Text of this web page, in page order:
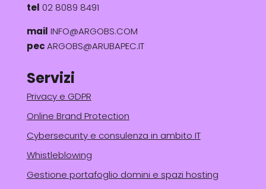
tel 02 8089 8491
mail INFO@ARGOBS.COM
pecARGOBS@ARUBAPEC.IT
Servizi
Privacy e GDPR
Online Brand Protection
Cybersecurity e consulenza in ambito IT
Whistleblowing
Gestione portafoglio domini e spazi hosting